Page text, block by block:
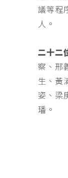
議等程
人。
二十二
察、邢
生、黃
姿、梁
璠。